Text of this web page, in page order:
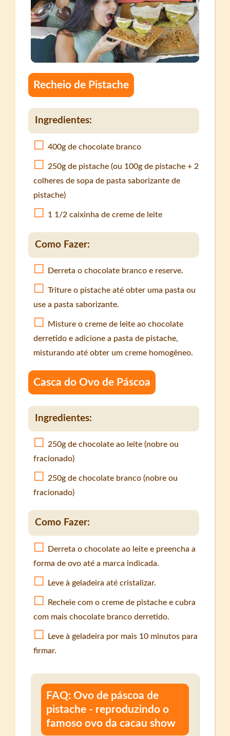
Recheio de Pistache
Ingredientes:
400g de chocolate branco
250g de pistache (ou 100g de pistache + 2
colheres de sopa de pasta saborizante de
pistache)
1 1/2 caixinha de creme de leite
Como Fazer:
Derreta o chocolate branco e reserve.
Triture o pistache até obter uma pasta ou
use a pasta saborizante.
Misture o creme de leite ao chocolate
derretido e adicione a pasta de pistache,
misturando até obter um creme homogêneo.
Casca do Ovo de Páscoa
Ingredientes:
250g de chocolate ao leite (nobre ou
fracionado)
250g de chocolate branco (nobre ou
fracionado)
Como Fazer:
Derreta o chocolate ao leite e preencha a
forma de ovo até a marca indicada.
Leve à geladeira até cristalizar.
Recheie com o creme de pistache e cubra
com mais chocolate branco derretido.
Leve à geladeira por mais 10 minutos para
firmar.
FAQ: Ovo de páscoa de
pistache - reproduzindo o
famoso ovo da cacau show